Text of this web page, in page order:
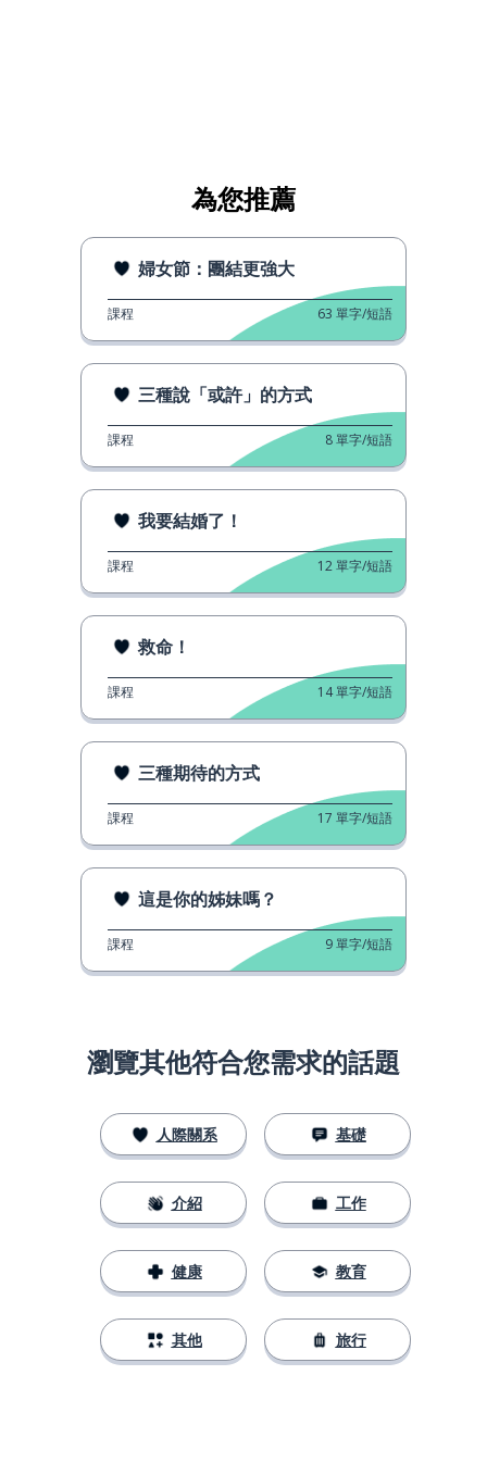
為您推薦
婦女節：團結更強大
課程 63 單字/短語
三種說「或許」的方式
課程 8單字/短語
我要結婚了！
課程 12單字/短語
救命！
課程 14單字/短語
三種期待的方式
課程 17 單字/短語
這是你的姊妹嗎？
課程 9單字/短語
瀏覽其他符合您需求的話題
人際關系
介紹
健康
其他
基礎
工作
教育
旅行